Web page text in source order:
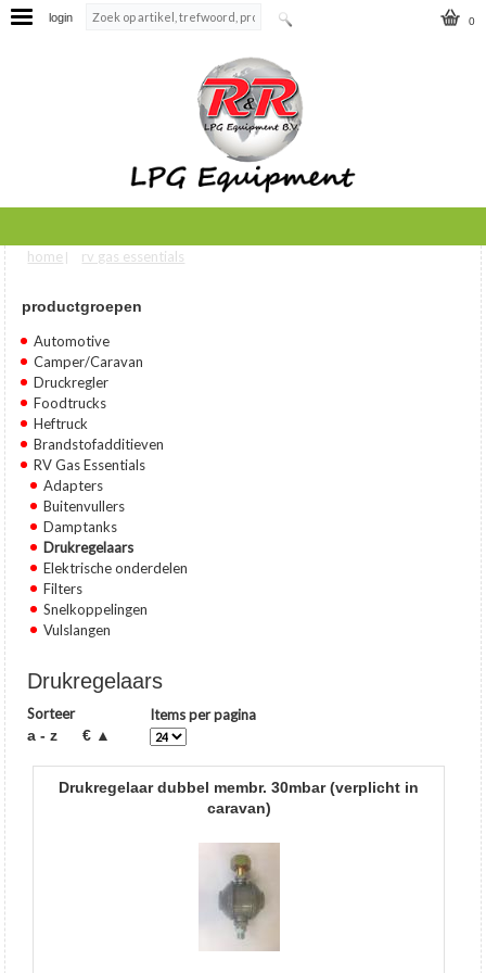
0
login
U bent hier
home | rv gas essentials
productgroepen
Automotive
Camper/Caravan
Druckregler
Foodtrucks
Heftruck
Brandstofadditieven
RV Gas Essentials
Adapters
Buitenvullers
Damptanks
Drukregelaars
Elektrische onderdelen
Filters
Snelkoppelingen
Vulslangen
Drukregelaars
Sorteer
a - z
€ ▲
Items per pagina
drukregelaar dubbel membr. 30mbar (verplicht in
caravan)